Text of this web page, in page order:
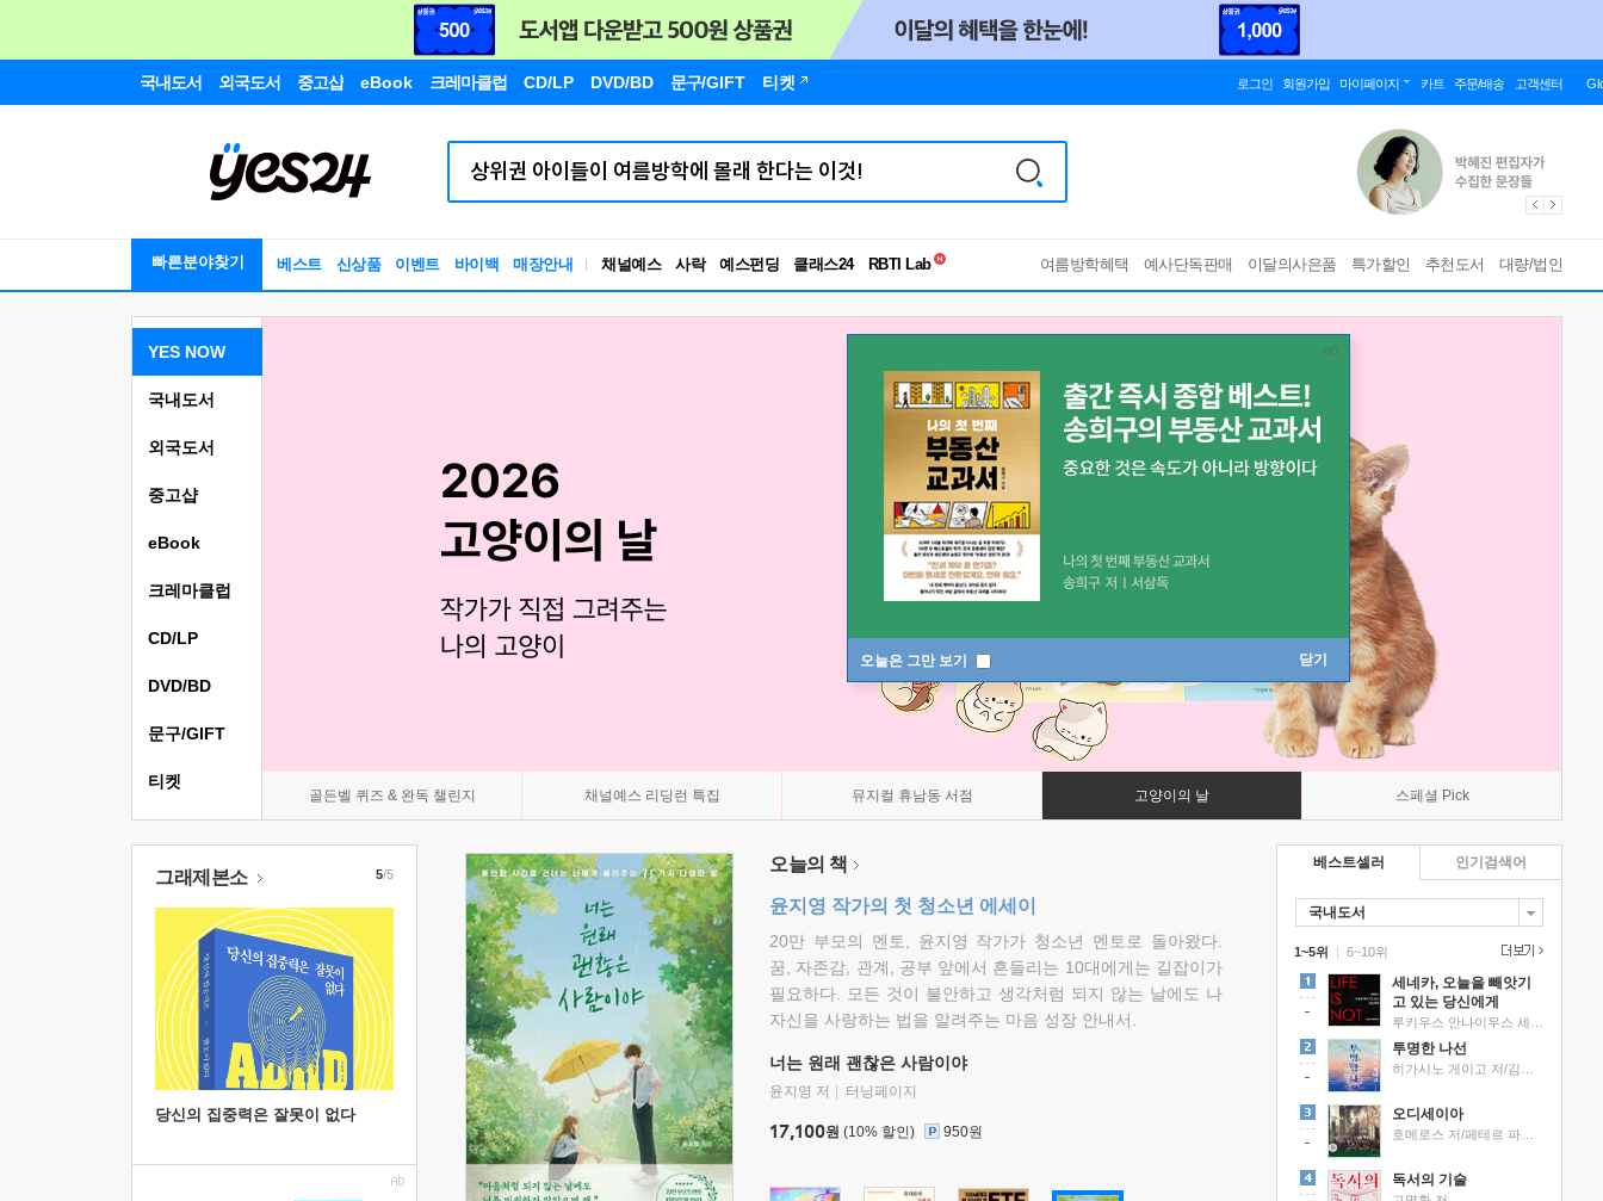
국내도서 외국도서 중고샵 eBook 크레마클럽 CD/LP DVD/BD 문구/GIFT 티켓 로그인 회원가입 마이페이지 카트 주문/배송 고객센터
빠른분야찾기 베스트 신상품 이벤트 바이백 매장안내 채널예스 사락 예스펀딩 클래스24
RBTI Lab
독서유형검사
여름방학혜택 예사단독판매 이달의사은품 특가할인 추천도서 대량/법인
오늘은 그만 보기 닫기
YES NOW
골든벨 퀴즈 & 완독 챌린지 채널예스 리딩런 특집 뮤지컬 휴남동 서점 고양이의 날 스페셜 Pick
국내도서
외국도서
중고샵
eBook
크레마클럽
CD/LP
DVD/BD
문구/GIFT
티켓
그래제본소
당신의 집중력은 잘못이 없다
5/5 오늘의 책
윤지영 작가의 첫 청소년 에세이
20만 부모의 멘토, 윤지영 작가가 청소년 멘토로 돌아왔다.
꿈, 자존감, 관계, 공부 앞에서 흔들리는 10대에게는 길잡이가
필요하다. 모든 것이 불안하고 생각처럼 되지 않는 날에도 나
자신을 사랑하는 법을 알려주는 마음 성장 안내서.
너는 원래 괜찮은 사람이야
윤지영 저 터닝페이지
17,100원 (10% 할인) 950원
베스트셀러
국내도서
1~5위 |
세네카, 오늘을 빼앗기
고 있는 당신에게
투명한 나선
오디세이아
독서의 기술
6~10위
인기검색어